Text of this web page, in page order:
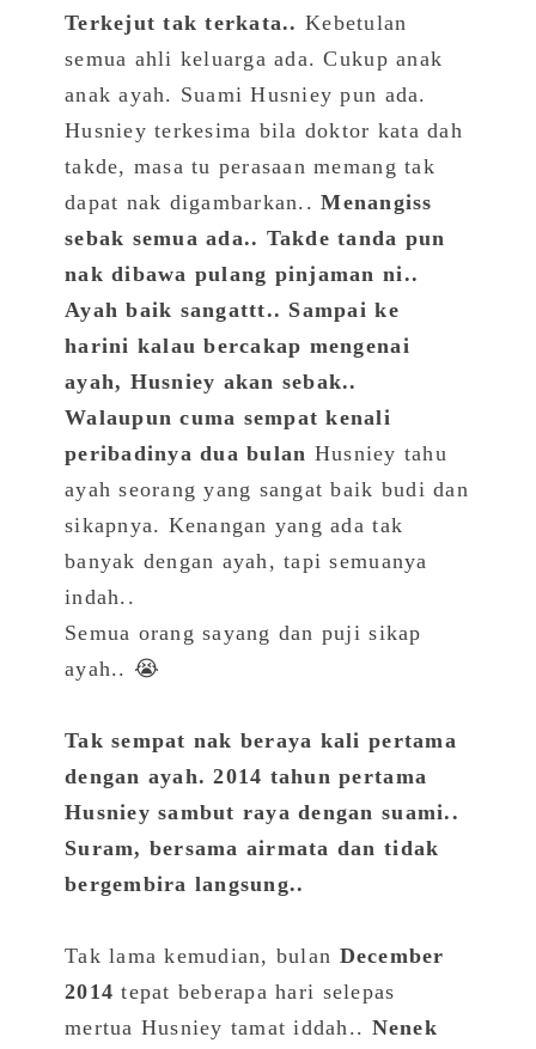
Terkejut tak terkata.. Kebetulan
semua ahli keluarga ada. Cukup anak
anak ayah. Suami Husniey pun ada.
Husniey terkesima bila doktor kata dah
takde, masa tu perasaan memang tak
dapat nak digambarkan..Menangiss
sebak semua ada.. Takde tanda pun
nak dibawa pulang pinjaman ni..
Ayah baik sangattt.. Sampai ke
harini kalau bercakap mengenai
ayah, Husniey akan sebak..
Walaupun cuma sempat kenali
peribadinya dua bulan Husniey tahu
ayah seorang yang sangat baik budi dan
sikapnya. Kenangan yang ada tak
banyak dengan ayah, tapi semuanya
indah..
Semua orang sayang dan puji sikap
ayah.. 😭
Tak sempat nak beraya kali pertama
dengan ayah. 2014 tahun pertama
Husniey sambut raya dengan suami..
Suram, bersama airmata dan tidak
bergembira langsung..
Tak lama kemudian, bulan December
2014tepat beberapa hari selepas
mertua Husniey tamat iddah.. Nenek